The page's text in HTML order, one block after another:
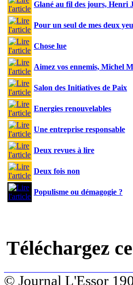
Glané au fil des jours, Henri
Pour un seul de mes deux
Chose lue
Aimez vos ennemis, Michel
Salon des Initiatives de Paix
Energies renouvelables
Une entreprise responsable
Deux revues à lire
Deux fois non
Populisme ou démagogie ?
Téléchargez
© Journal L'Essor